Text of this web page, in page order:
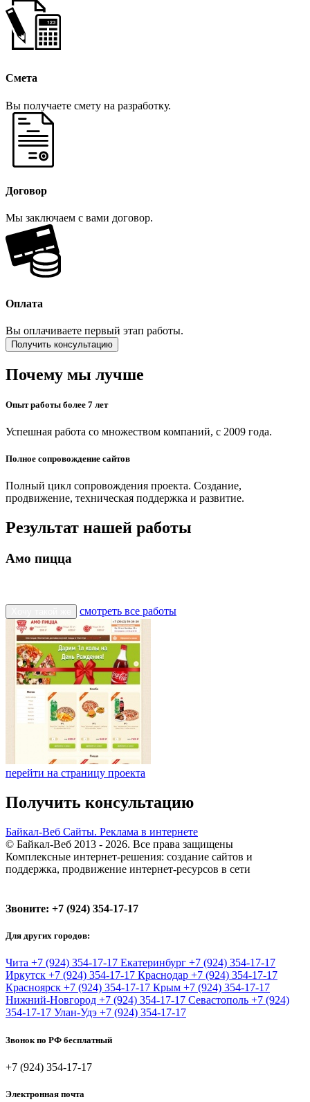
Смета
Вы получаете смету на разработку.
Договор
Мы заключаем с вами договор.
Оплата
Вы оплачиваете первый этап работы.
Получить консультацию
Почему мы лучше
Опыт работы более 7 лет
Успешная работа со множеством компаний, с 2009 года.
Полное сопровождение сайтов
Полный цикл сопровождения проекта. Создание,
продвижение, техническая поддержка и развитие.
Результат нашей работы
Амо пицца
смотреть все работы
перейти на страницу проекта
Получить консультацию
Байкал-Веб Сайты. Реклама в интернете
© Байкал-Веб 2013 - 2026. Все права защищены
Комплексные интернет-решения: создание сайтов и
поддержка, продвижение интернет-ресурсов в сети
Звоните: +7 (924) 354-17-17
Для других городов:
Чита +7 (924) 354-17-17 Екатеринбург +7 (924) 354-17-17
Иркутск +7 (924) 354-17-17 Краснодар +7 (924) 354-17-17
Красноярск +7 (924) 354-17-17 Крым +7 (924) 354-17-17
Нижний-Новгород +7 (924) 354-17-17 Севастополь +7 (924)
354-17-17 Улан-Удэ +7 (924) 354-17-17
Звонок по РФ бесплатный
+7 (924) 354-17-17
Электронная почта